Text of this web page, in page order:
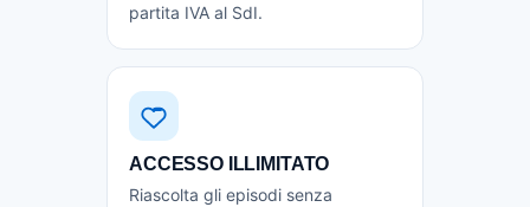
partita IVA al SdI.
ACCESSO ILLIMITATO
Riascolta gli episodi senza